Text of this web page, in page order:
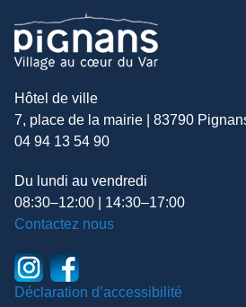
Hôtel de ville
7, place de la mairie | 83790
04 94 13 54 90
Du lundi au vendredi
08:30–12:00 | 14:30–17:00
Contactez nous
Déclaration d’accessibilité